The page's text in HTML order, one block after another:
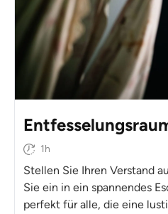
1h
Stellen Sie Ihren Verstand
Sie ein in ein spannendes
perfekt für alle, die eine